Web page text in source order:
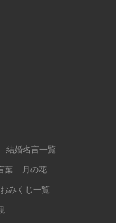
結婚名言一覧
葉 月の花
みくじ一覧